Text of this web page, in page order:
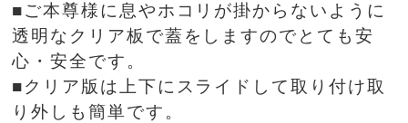
■ご本尊様に息やホコリが掛からないように
透明なクリア板で蓋をしますのでとても安
心・安全です。
■クリア版は上下にスライドして取り付け取
り外しも簡単です。